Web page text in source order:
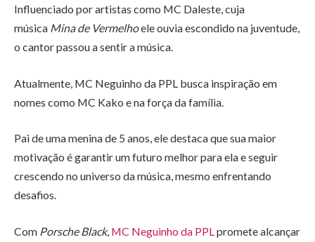
Influenciado por artistas como MC Daleste, cuja
música Mina de Vermelhoele ouvia escondido na juventude,
o cantor passou a sentir a música.
Atualmente, MC Neguinho da PPL busca inspiração em
nomes como MC Kako e na força da família.
Pai de uma menina de 5 anos, ele destaca que sua maior
motivação é garantir um futuro melhor para ela e seguir
crescendo no universo da música, mesmo enfrentando
desafios.
Com Porsche Black, MC Neguinho da PPLpromete alcançar